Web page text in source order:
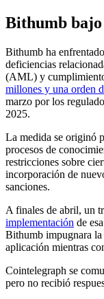
Bithumb
Bithumb ha
deficiencias
(AML) y
millones y una orden
marzo por los
2025.
La medida se originó
procesos de
restricciones sobre
incorporación de
sanciones.
A finales de abril, un
implementación de
Bithumb impugnara la
aplicación mientras
Cointelegraph se
pero no recibió